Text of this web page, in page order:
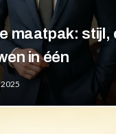
maatpak: stijl,
in één